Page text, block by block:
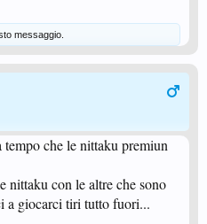
messaggio.
che le nittaku premiun
nittaku con le altre che sono
a giocarci tiri tutto fuori...